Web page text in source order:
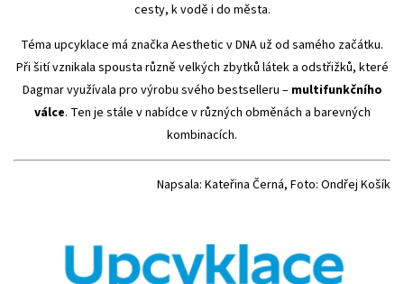
cesty, k vodě i do města.
Téma upcyklace má značka Aesthetic v DNA už od samého začátku.
Při šití vznikala spousta různě velkých zbytků látek a odstřižků, které
Dagmar využívala pro výrobu svého bestselleru – multifunkčního
válce. Ten je stále v nabídce v různých obměnách a barevných
kombinacích.
Napsala: Kateřina Černá, Foto: Ondřej Košík